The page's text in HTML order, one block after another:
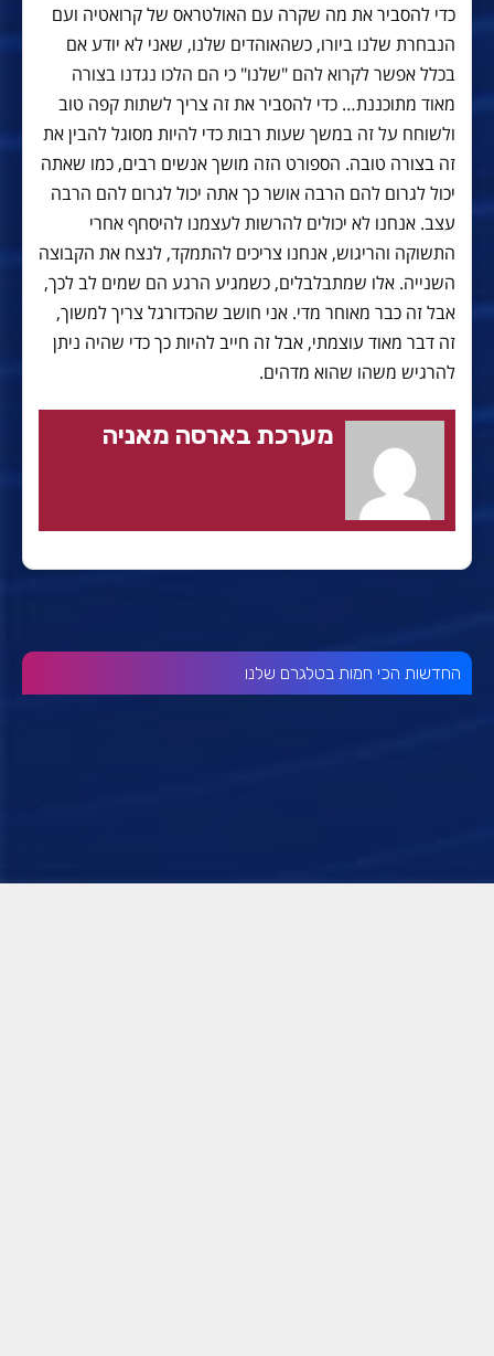
כדי להסביר את מה שקרה עם האולטראס של קרואטיה ועם
הנבחרת שלנו ביורו, כשהאוהדים שלנו, שאני לא יודע אם
בכלל אפשר לקרוא להם "שלנו" כי הם הלכו נגדנו בצורה
מאוד מתוכננת… כדי להסביר את זה צריך לשתות קפה טוב
ולשוחח על זה במשך שעות רבות כדי להיות מסוגל להבין את
זה בצורה טובה. הספורט הזה מושך אנשים רבים, כמו שאתה
יכול לגרום להם הרבה אושר כך אתה יכול לגרום להם הרבה
עצב. אנחנו לא יכולים להרשות לעצמנו להיסחף אחרי
התשוקה והריגוש, אנחנו צריכים להתמקד, לנצח את הקבוצה
השנייה. אלו שמתבלבלים, כשמגיע הרגע הם שמים לב לכך,
אבל זה כבר מאוחר מדי. אני חושב שהכדורגל צריך למשוך,
זה דבר מאוד עוצמתי, אבל זה חייב להיות כך כדי שהיה ניתן
להרגיש משהו שהוא מדהים.
מערכת בארסה מאניה
החדשות הכי חמות בטלגרם שלנו